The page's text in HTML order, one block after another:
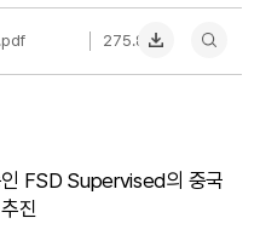
275.8KB
FSD Supervised의 중국
진